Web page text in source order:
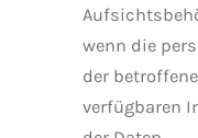
wenn die
der
verfügbaren